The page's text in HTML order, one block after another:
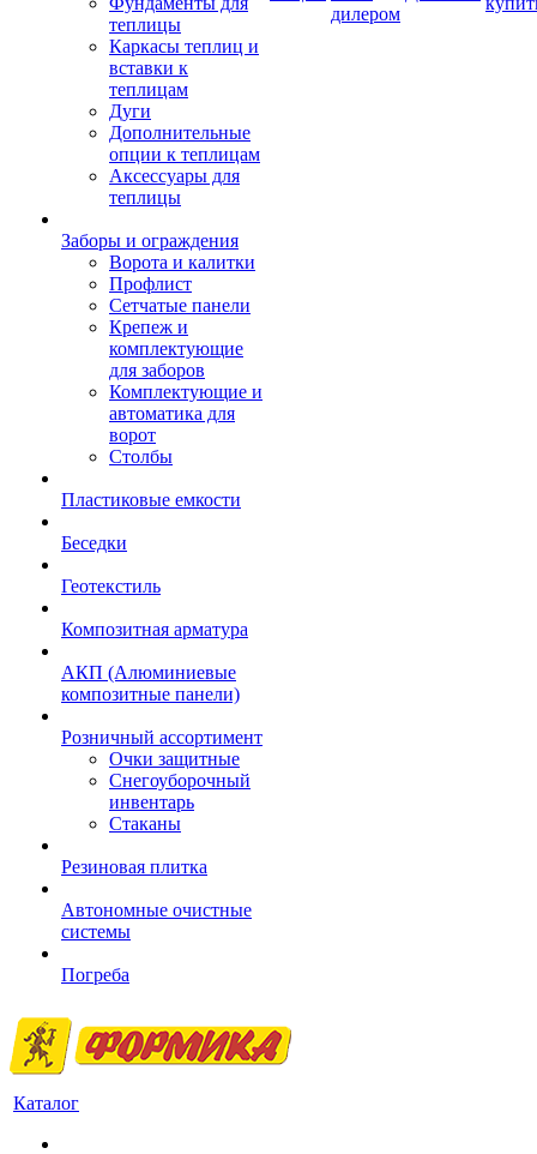
теплицы
Каркасы теплиц и
вставки к
теплицам
Дуги
Дополнительные
опции к теплицам
Аксессуары для
теплицы
Заборы и ограждения
Ворота и калитки
Профлист
Сетчатые панели
Крепеж и
комплектующие
для заборов
Комплектующие и
автоматика для
ворот
Столбы
Пластиковые емкости
Беседки
Геотекстиль
Композитная арматура
АКП (Алюминиевые
композитные панели)
Розничный ассортимент
Очки защитные
Снегоуборочный
инвентарь
Стаканы
Резиновая плитка
Автономные очистные
системы
Погреба
дилером
Каталог